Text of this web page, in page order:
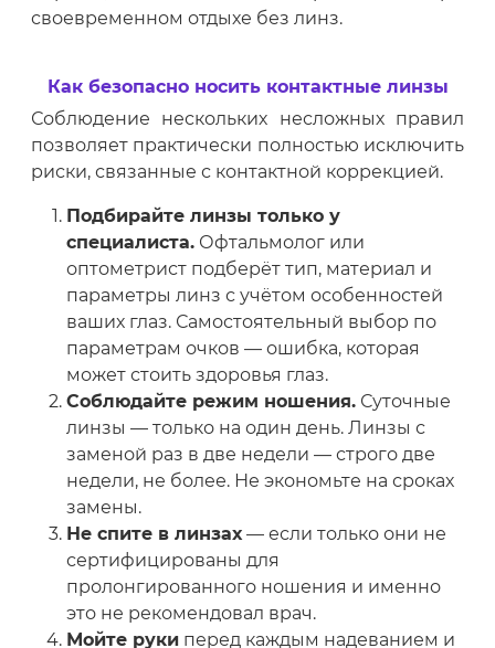
своевременном отдыхе без линз.
Как безопасно носить контактные линзы
Соблюдение нескольких несложных правил
позволяет практически полностью исключить
риски, связанные с контактной коррекцией.
Подбирайте линзы только у
специалиста. Офтальмолог или
оптометрист подберёт тип, материал и
параметры линз с учётом особенностей
ваших глаз. Самостоятельный выбор по
параметрам очков — ошибка, которая
может стоить здоровья глаз.
Соблюдайте режим ношения. Суточные
линзы — только на один день. Линзы с
заменой раз в две недели — строго две
недели, не более. Не экономьте на сроках
замены.
Не спите в линзах— если только они не
сертифицированы для
пролонгированного ношения и именно
это не рекомендовал врач.
Мойте руки перед каждым надеванием и